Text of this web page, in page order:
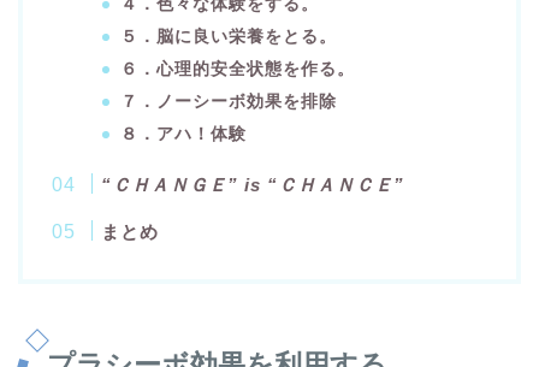
４．色々な体験をする。
５．脳に良い栄養をとる。
６．心理的安全状態を作る。
７．ノーシーボ効果を排除
８．アハ！体験
“ＣＨＡＮＧＥ” is “ＣＨＡＮＣＥ”
まとめ